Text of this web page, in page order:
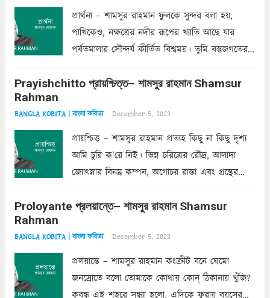
প্রার্থনা – শামসুর রাহমান ফুলকে সুন্দর বলা হয়,
পাখিকেও, নক্ষত্রের নদীর রূপের খ্যাতি আছে যার
পর্বতমালার সৌন্দর্য কীর্তিত বিশ্বময়। তুমি বস্তুজগতের
তার সুষমায় পার্থক্য অনেক। তোমাকে সুন্দরী বলা চলে,
Prayishchitto প্রায়শ্চিত্ত– শামসুর রাহমান Shamsur
Rahman
BANGLA KOBITA | বাংলা কবিতা December 5, 2023
প্রায়শ্চিত্ত – শামসুর রাহমান প্রত্যহ কিছু না কিছু দৃশ্য
আমি চুরি ক’রে নিই। ভিন্ন চরিত্রের রৌদ্র, আলাদা
জ্যোৎস্নার বিনম্র কম্পন, অগোচর রাস্তা এবং গ্রন্থের
ছায়াচ্ছন্ন মোহন মিথুন মূর্তি, লোপামুদ্রা ভীষণ বিব্রত
Proloyante প্রলয়ান্তে– শামসুর রাহমান Shamsur
Rahman
BANGLA KOBITA | বাংলা কবিতা December 5, 2023
প্রলয়ান্তে – শামসুর রাহমান কংক্রীট বনে ঘেমো
জনস্রোতে বলো তোমাকে কোথায় কোন্‌ ঠিকানায় খুঁজি?
কবন্ধ এই শহরে সন্ধ্যা হলো, এদিকে ফুরায় বয়সের